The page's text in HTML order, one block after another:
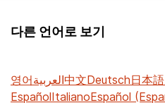
다른 언어로 보기
영어العربية中文Deutsch日本語
EspañolItalianoEspañol